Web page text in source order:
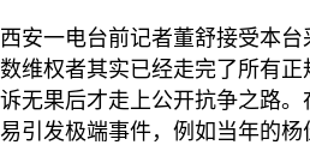
西安一电台前记者董舒接受本台
数维权者其实已经走完了所有正
诉无果后才走上公开抗争之路。
易引发极端事件，例如当年的杨